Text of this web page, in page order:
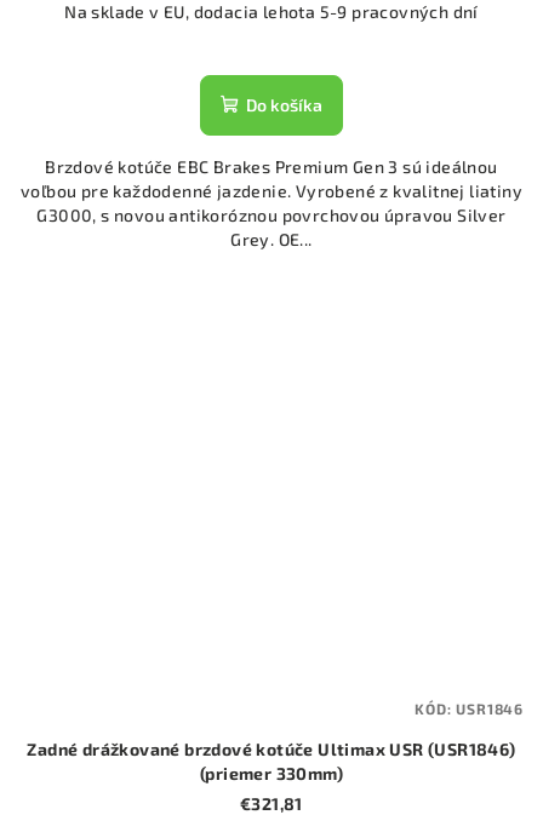
Na sklade v EU, dodacia lehota 5-9 pracovných dní
Do košíka
Brzdové kotúče EBC Brakes Premium Gen 3 sú ideálnou
voľbou pre každodenné jazdenie. Vyrobené z kvalitnej liatiny
G3000, s novou antikoróznou povrchovou úpravou Silver
Grey. OE...
Zadné drážkované brzdové kotúče Ultimax USR (USR1846)
(priemer 330mm)
€321,81
KÓD:USR1846